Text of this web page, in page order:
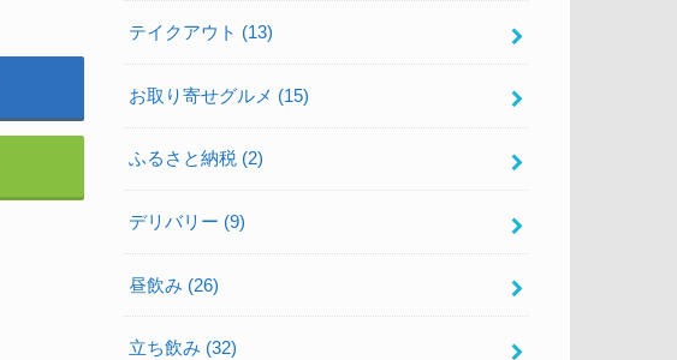
テイクアウト (13)
お取り寄せグルメ (15)
ふるさと納税 (2)
デリバリー (9)
昼飲み (26)
立ち飲み (32)